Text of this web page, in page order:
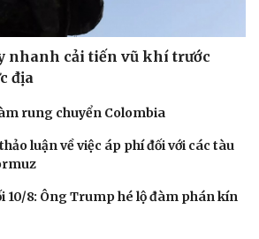
nhanh cải tiến vũ khí trước
địa
rung chuyển Colombia
luận về việc áp phí đối với các tàu
10/8: Ông Trump hé lộ đàm phán kín